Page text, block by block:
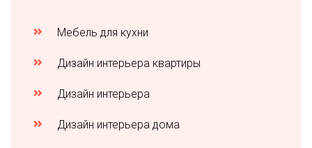
Мебель для кухни
Дизайн интерьера квартиры
Дизайн интерьера
Дизайн интерьера дома